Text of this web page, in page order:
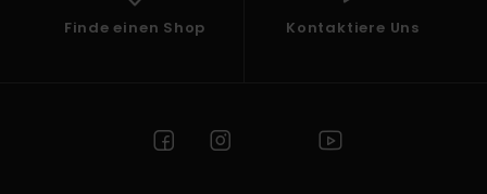
Finde einen Shop Kontaktiere Uns